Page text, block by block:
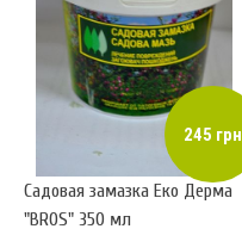
245 грн
Садовая замазка Еко Дерма
"BROS" 350 мл